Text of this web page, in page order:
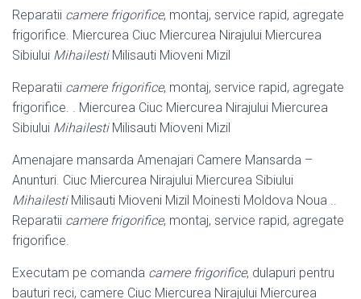
Reparatii camere frigorifice, montaj, service rapid, agregate
frigorifice. Miercurea Ciuc Miercurea Nirajului Miercurea
Sibiului MihailestiMilisauti Mioveni Mizil
Reparatii camere frigorifice, montaj, service rapid, agregate
frigorifice. . Miercurea Ciuc Miercurea Nirajului Miercurea
Sibiului MihailestiMilisauti Mioveni Mizil
Amenajare mansarda Amenajari Camere Mansarda –
Anunturi. Ciuc Miercurea Nirajului Miercurea Sibiului
MihailestiMilisauti Mioveni Mizil Moinesti Moldova Noua ..
Reparatii camere frigorifice, montaj, service rapid, agregate
frigorifice.
Executam pe comanda camere frigorifice, dulapuri pentru
bauturi reci, camere Ciuc Miercurea Nirajului Miercurea